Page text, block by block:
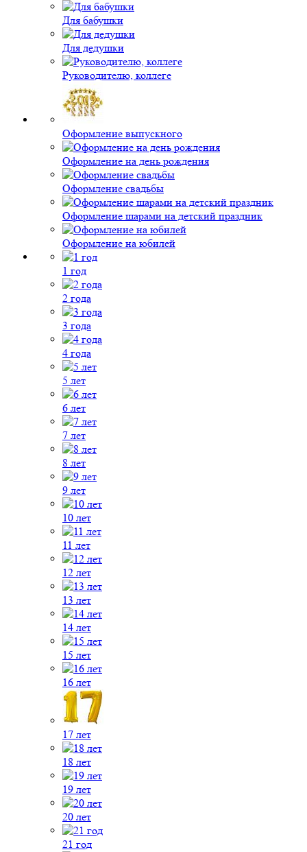
Для бабушки
Для дедушки
Руководителю, коллеге
Оформление выпускного
Оформление на день рождения
Оформление свадьбы
Оформление шарами на детский праздник
Оформление на юбилей
1 год
2 года
3 года
4 года
5 лет
6 лет
7 лет
8 лет
9 лет
10 лет
11 лет
12 лет
13 лет
14 лет
15 лет
16 лет
17 лет
18 лет
19 лет
20 лет
21 год